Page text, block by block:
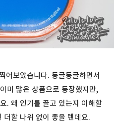
어보았습니다. 동글동글하면서
미 많은 상품으로 등장했지만,
. 왜 인기를 끌고 있는지 이해할
더할 나위 없이 좋을 텐데요.